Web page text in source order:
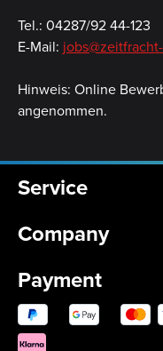
Tel.: 04287/92 44-123
E-Mail:
Hinweis: Online
angenommen.
Service
Company
Payment